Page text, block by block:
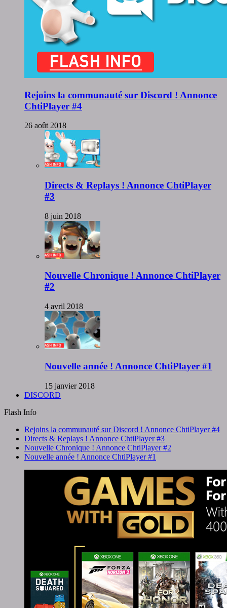
Rejoins la communauté sur Discord ! Annonce
ChtiPlayer #4
26 août 2018
Directs & Replays ! Annonce ChtiPlayer
#3
8 juin 2018
Nouvelle Chronique ! Annonce ChtiPlayer
#2
4 avril 2018
Nouvelle année ! Annonce ChtiPlayer #1
15 janvier 2018
DISCORD
Flash Info
Rejoins la communauté sur Discord ! Annonce ChtiPlayer #4
Directs & Replays ! Annonce ChtiPlayer #3
Nouvelle Chronique ! Annonce ChtiPlayer #2
Nouvelle année ! Annonce ChtiPlayer #1